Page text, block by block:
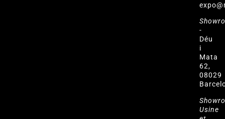
-
Déu
i
Mata
62,
08029
Usine